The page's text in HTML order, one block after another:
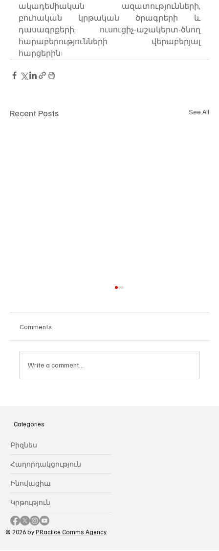
ակադեմիական ազատությունների,
բուհական կրթական ծրագրերի և
դասագրքերի, ուսուցիչ-աշակերտ-ծնող
հարաբերությունների վերաբերյալ
հարցերին:
Recent Posts See All
նվիրում որոշում
Comments
Write a comment...
Categories
Բիզնես
Հաղորդակցություն
Ինովացիա
Կրթություն
© 2026 byPRactice Comms Agency